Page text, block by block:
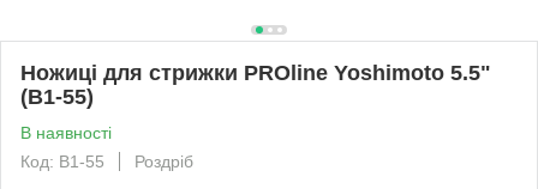
Ножиці для стрижки PROline Yoshimoto 5.5"
(B1-55)
В наявності
Код: B1-55
Роздріб